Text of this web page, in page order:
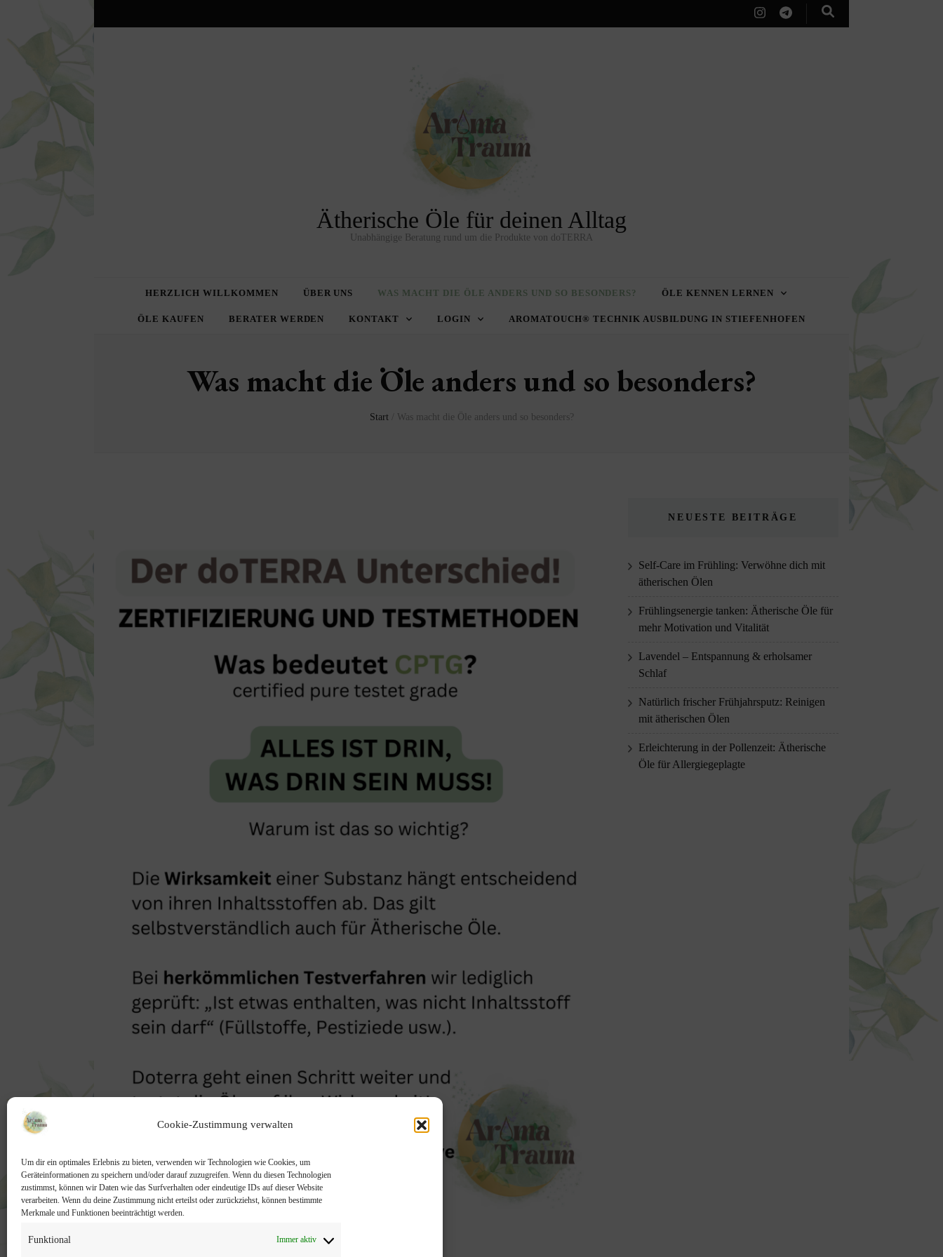
Cookie-Zustimmung verwalten
Um dir ein optimales Erlebnis zu bieten, verwenden wir Technologien wie Cookies, um
Geräteinformationen zu speichern und/oder darauf zuzugreifen. Wenn du diesen Technologien
zustimmst, können wir Daten wie das Surfverhalten oder eindeutige IDs auf dieser Website
verarbeiten. Wenn du deine Zustimmung nicht erteilst oder zurückziehst, können bestimmte
Merkmale und Funktionen beeinträchtigt werden.
Funktional Immer aktiv
Ätherische Öle für deinen Alltag
Unabhängige Beratung rund um die Produkte von doTERRA
HERZLICH WILLKOMMEN ÜBER UNS WAS MACHT DIE ÖLE ANDERS UND SO BESONDERS? ÖLE KENNEN LERNEN
ÖLE KAUFEN BERATER WERDEN KONTAKT LOGIN AROMATOUCH® TECHNIK AUSBILDUNG IN STIEFENHOFEN
Was macht die Öle anders und so besonders?
Start Was macht die Öle anders und so besonders?
NEUESTE BEITRÄGE
Self-Care im Frühling: Verwöhne dich mit
ätherischen Ölen
Frühlingsenergie tanken: Ätherische Öle für
mehr Motivation und Vitalität
Lavendel – Entspannung & erholsamer
Schlaf
Natürlich frischer Frühjahrsputz: Reinigen
mit ätherischen Ölen
Erleichterung in der Pollenzeit: Ätherische
Öle für Allergiegeplagte